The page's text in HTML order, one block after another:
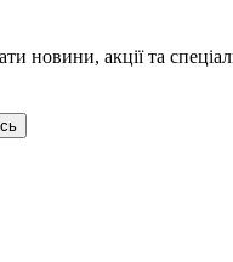
новини, акції та